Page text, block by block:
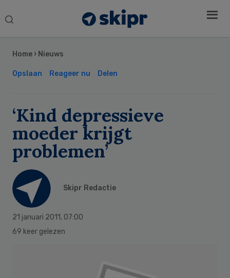
Search
Home › Nieuws
Opslaan Reageer nu Delen
‘Kind depressieve
moeder krijgt
problemen’
Skipr Redactie
21 januari 2011, 07:00
69 keer gelezen
Sidebar